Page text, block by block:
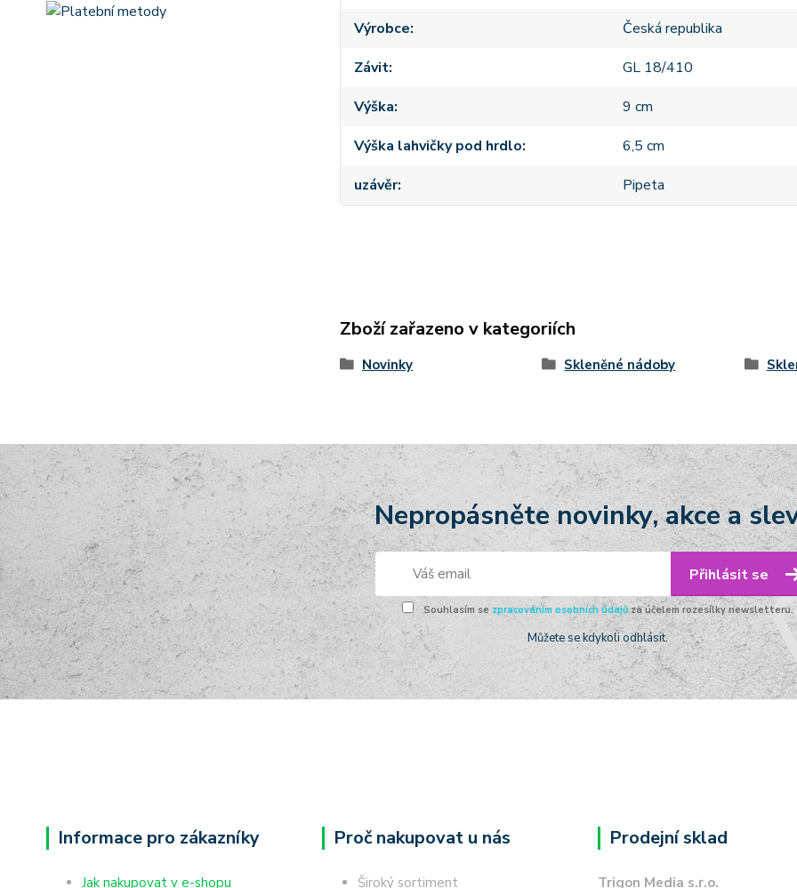
Výrobce
Česká republika
Závit
GL 18/410
Výška
9 cm
Výška lahvičky pod hrdlo
6,5 cm
uzávěr
Pipeta
Zboží zařazeno v kategoriích
Novinky Skleněné nádoby
Nepropásněte novinky, akce a
Přihlásit se
Souhlasím se zpracováním osobních údajůza účelem rozesílky newsletteru.
Můžete se kdykoli odhlásit.
Informace pro zákazníky
Jak nakupovat v e-shopu
Proč nakupovat u nás
Široký sortiment
Prodejní sklad
Trigon Media s.r.o.